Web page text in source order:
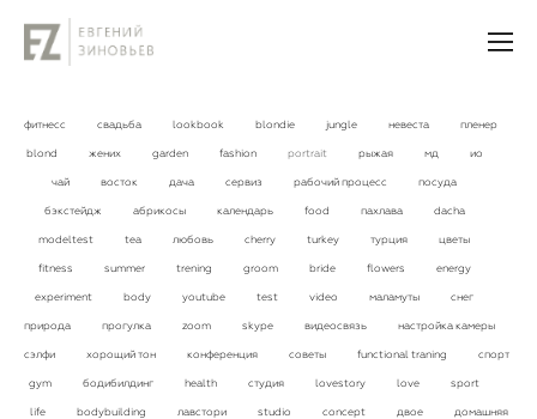
фитнесс свадьба lookbook blondie jungle невеста пленер
blond жених garden fashion portrait рыжая мд ио
чай восток дача сервиз рабочий процесс посуда
бэкстейдж абрикосы календарь food пахлава dacha
modeltest tea любовь cherry turkey турция цветы
fitness summer trening groom bride flowers energy
experiment body youtube test video маламуты снег
природа прогулка zoom skype видеосвязь настройка камеры
сэлфи хорощий тон конференция советы functional traning спорт
gym бодибилдинг health студия lovestory love sport
life bodybuilding лавстори studio concept двое домашняя